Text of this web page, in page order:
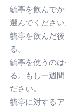
毓亭を飲んで
選んでください
毓亭を飲んだ
る。
毓亭を使うの
る。もし一週
ださい。
毓亭に対する